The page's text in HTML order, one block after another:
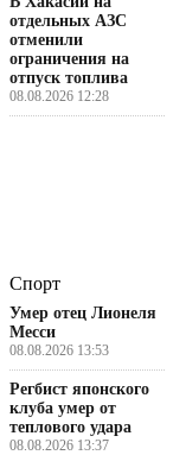
отдельных АЗС
отменили
ограничения на
отпуск топлива
08.08.2026 12:28
Спорт
Умер отец Лионеля
Месси
08.08.2026 13:53
Регбист японского
клуба умер от
теплового удара
08.08.2026 13:37